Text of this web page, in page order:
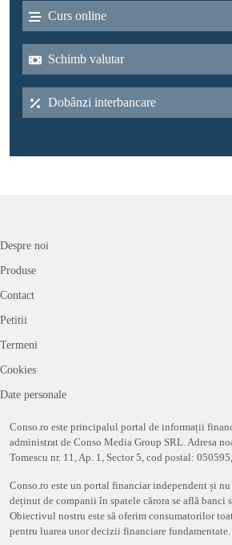
Curs online
Schimb valutar
Dobânzi interbancare
Despre noi
Produse
Contact
Petitii
Termeni
Cookies
Date personale
Conso.ro este principalul portal de informații
administrat de Conso Media Group SRL. Adresa
Tomescu nr. 11, Ap. 1, Sector 5, cod postal:
Conso.ro este un portal financiar independent și nu
deținut de companii în spatele cărora se află banci
Obiectivul nostru este să oferim consumatorilor
pentru luarea unor decizii financiare fundamentate.